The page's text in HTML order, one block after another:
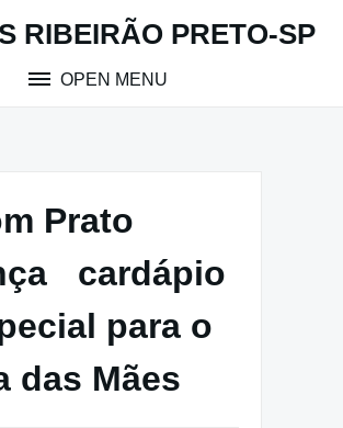
RIBEIRÃO PRETO-SP
OPEN MENU
Prato
cardápio
para o
das Mães